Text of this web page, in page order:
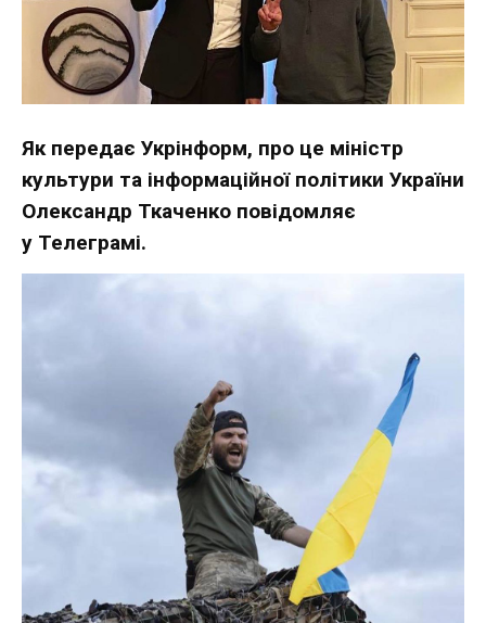
Як передає Укрінформ, про це міністр
культури та інформаційної політики України
Олександр Ткаченко повідомляє
у Телеграмі.